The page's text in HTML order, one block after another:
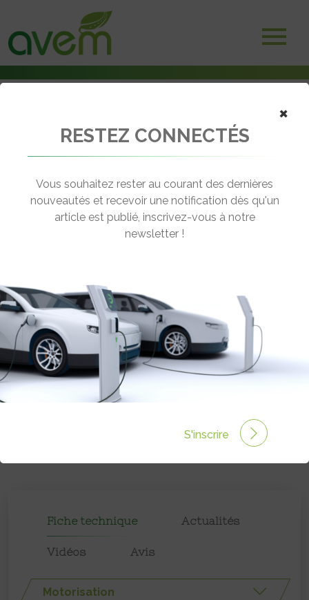
Utilitaires
JIAYUAN CITY CARGO
[wppr_avg_rating id="41335"]
Prix :10390€
Fiche technique Actualités
Vidéos Avis
Motorisation
×
RESTEZ CONNECTÉS
Vous souhaitez rester au courant des dernières
nouveautés et recevoir une notification dès qu'un
article est publié, inscrivez-vous à notre
newsletter !
S'inscrire